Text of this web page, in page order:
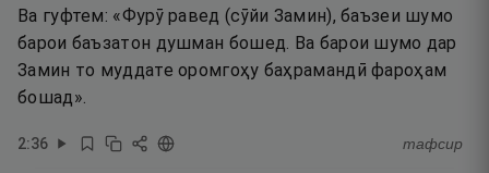
Ва гуфтем: «Фурӯ равед (сӯйи Замин), баъзеи шумо
барои баъзатон душман бошед. Ва барои шумо дар
Замин то муддате оромгоҳу баҳрамандӣ фароҳам
бошад».
2:36 тафсир